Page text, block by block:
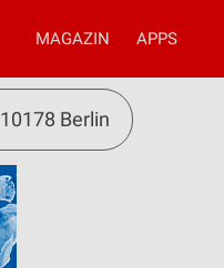
MAGAZIN APPS
10178 Berlin